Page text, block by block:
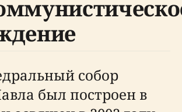
собор
был построен в